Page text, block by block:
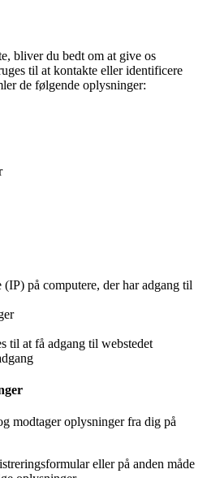
bliver du bedt om at give os
til at kontakte eller identificere
de følgende oplysninger:
(IP) på computere, der har adgang til
til at få adgang til webstedet
modtager oplysninger fra dig på
eller på anden måde